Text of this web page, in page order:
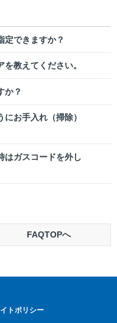
定できますか？
を教えてください。
か？
お手入れ（掃除）
はガスコードを外し
FAQTOPへ
トポリシー